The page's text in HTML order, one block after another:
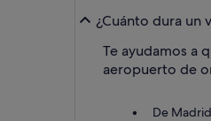
¿Cuánto dura un
Te ayudamos a
aeropuerto de
De